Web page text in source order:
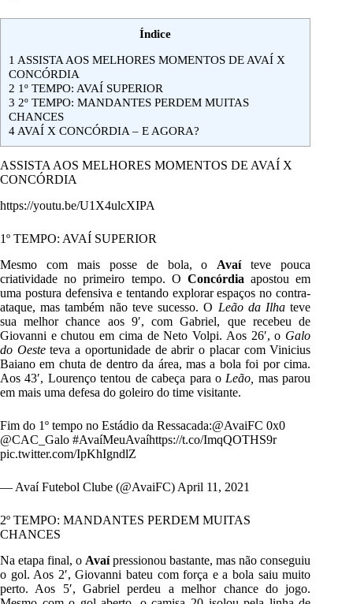
Índice
1 ASSISTA AOS MELHORES MOMENTOS DE AVAÍ X
CONCÓRDIA
2 1º TEMPO: AVAÍ SUPERIOR
3 2º TEMPO: MANDANTES PERDEM MUITAS
CHANCES
4AVAÍ X CONCÓRDIA – E AGORA?
ASSISTA AOS MELHORES MOMENTOS DE AVAÍ X
CONCÓRDIA
https://youtu.be/U1X4ulcXIPA
1º TEMPO: AVAÍ SUPERIOR
Mesmo com mais posse de bola, o Avaíteve pouca
criatividade no primeiro tempo. O Concórdia apostou em
uma postura defensiva e tentando explorar espaços no contra-
ataque, mas também não teve sucesso. O Leão da Ilha teve
sua melhor chance aos 9′, com Gabriel, que recebeu de
Giovanni e chutou em cima de Neto Volpi. Aos 26′, o Galo
do Oesteteva a oportunidade de abrir o placar com Vinicius
Baiano em chuta de dentro da área, mas a bola foi por cima.
Aos 43′, Lourenço tentou de cabeça para o Leão, mas parou
em mais uma defesa do goleiro do time visitante.
Fim do 1º tempo no Estádio da Ressacada:@AvaiFC 0x0
@CAC_Galo #AvaíMeuAvaíhttps://t.co/ImqQOTHS9r
pic.twitter.com/IpKhIgndlZ
— Avaí Futebol Clube (@AvaiFC) April 11, 2021
2º TEMPO: MANDANTES PERDEM MUITAS
CHANCES
Na etapa final, o Avaípressionou bastante, mas não conseguiu
o gol. Aos 2′, Giovanni bateu com força e a bola saiu muito
perto. Aos 5′, Gabriel perdeu a melhor chance do jogo.